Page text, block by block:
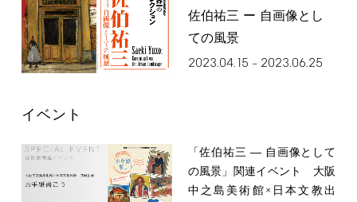
佐伯祐三 ー 自画像とし
ての風景
2023.04.15 – 2023.06.25
イベント
「佐伯祐三 ― 自画像として
の風景」関連イベント 大阪
中之島美術館×日本文教出